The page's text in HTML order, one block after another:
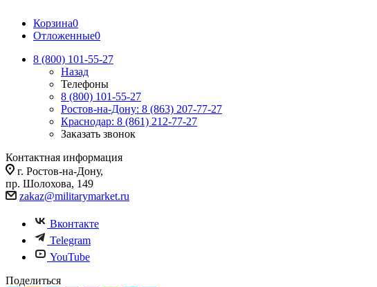
Корзина0
Отложенные0
8 (800) 101-55-27
Назад
Телефоны
8 (800) 101-55-27
Ростов-на-Дону: 8 (863) 207-77-27
Краснодар: 8 (861) 212-77-27
Заказать звонок
Контактная информация
г. Ростов-на-Дону,
пр. Шолохова, 149
zakaz@militarymarket.ru
Вконтакте
Telegram
YouTube
Поделиться